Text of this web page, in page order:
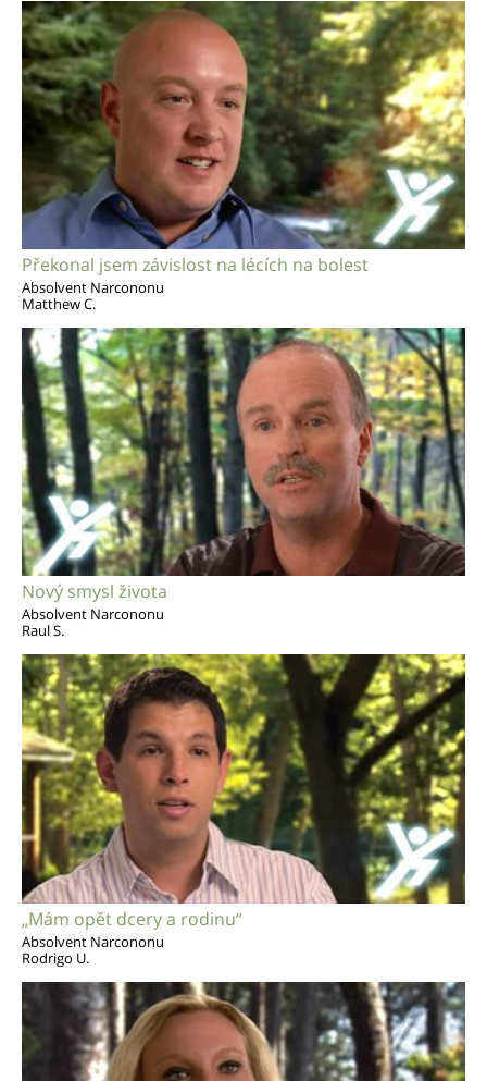
Překonal jsem závislost na lécích na bolest
Absolvent Narcononu
Matthew C.
Nový smysl života
Absolvent Narcononu
Raul S.
„Mám opět dcery a rodinu“
Absolvent Narcononu
Rodrigo U.